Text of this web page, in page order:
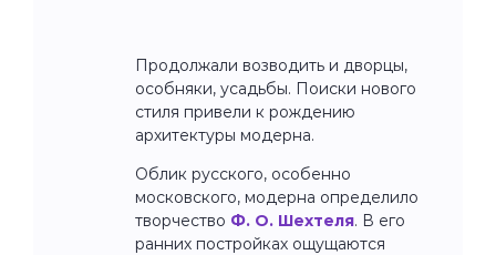
Продолжали возводить и дворцы,
особняки, усадьбы. Поиски нового
стиля привели к рождению
архитектуры модерна.
Облик русского, особенно
московского, модерна определило
творчество Ф. О. Шехтеля. В его
ранних постройках ощущаются